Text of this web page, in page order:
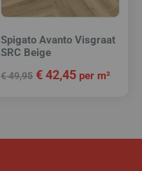
Spigato Avanto Visgraat
SRC Beige
€49,95 €42,45 per m²